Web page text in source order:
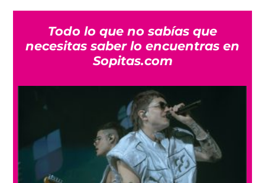
Todo lo que no sabías que
necesitas saber lo encuentras en
Sopitas.com